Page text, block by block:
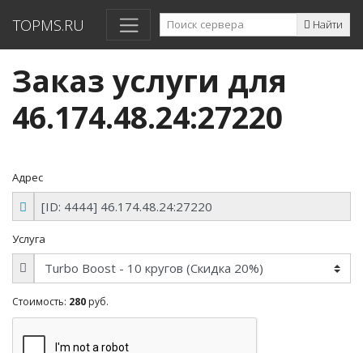
TOPMS.RU Найти
Заказ услуги для
46.174.48.24:27220
Адрес
Услуга
Стоимость: 280 руб.